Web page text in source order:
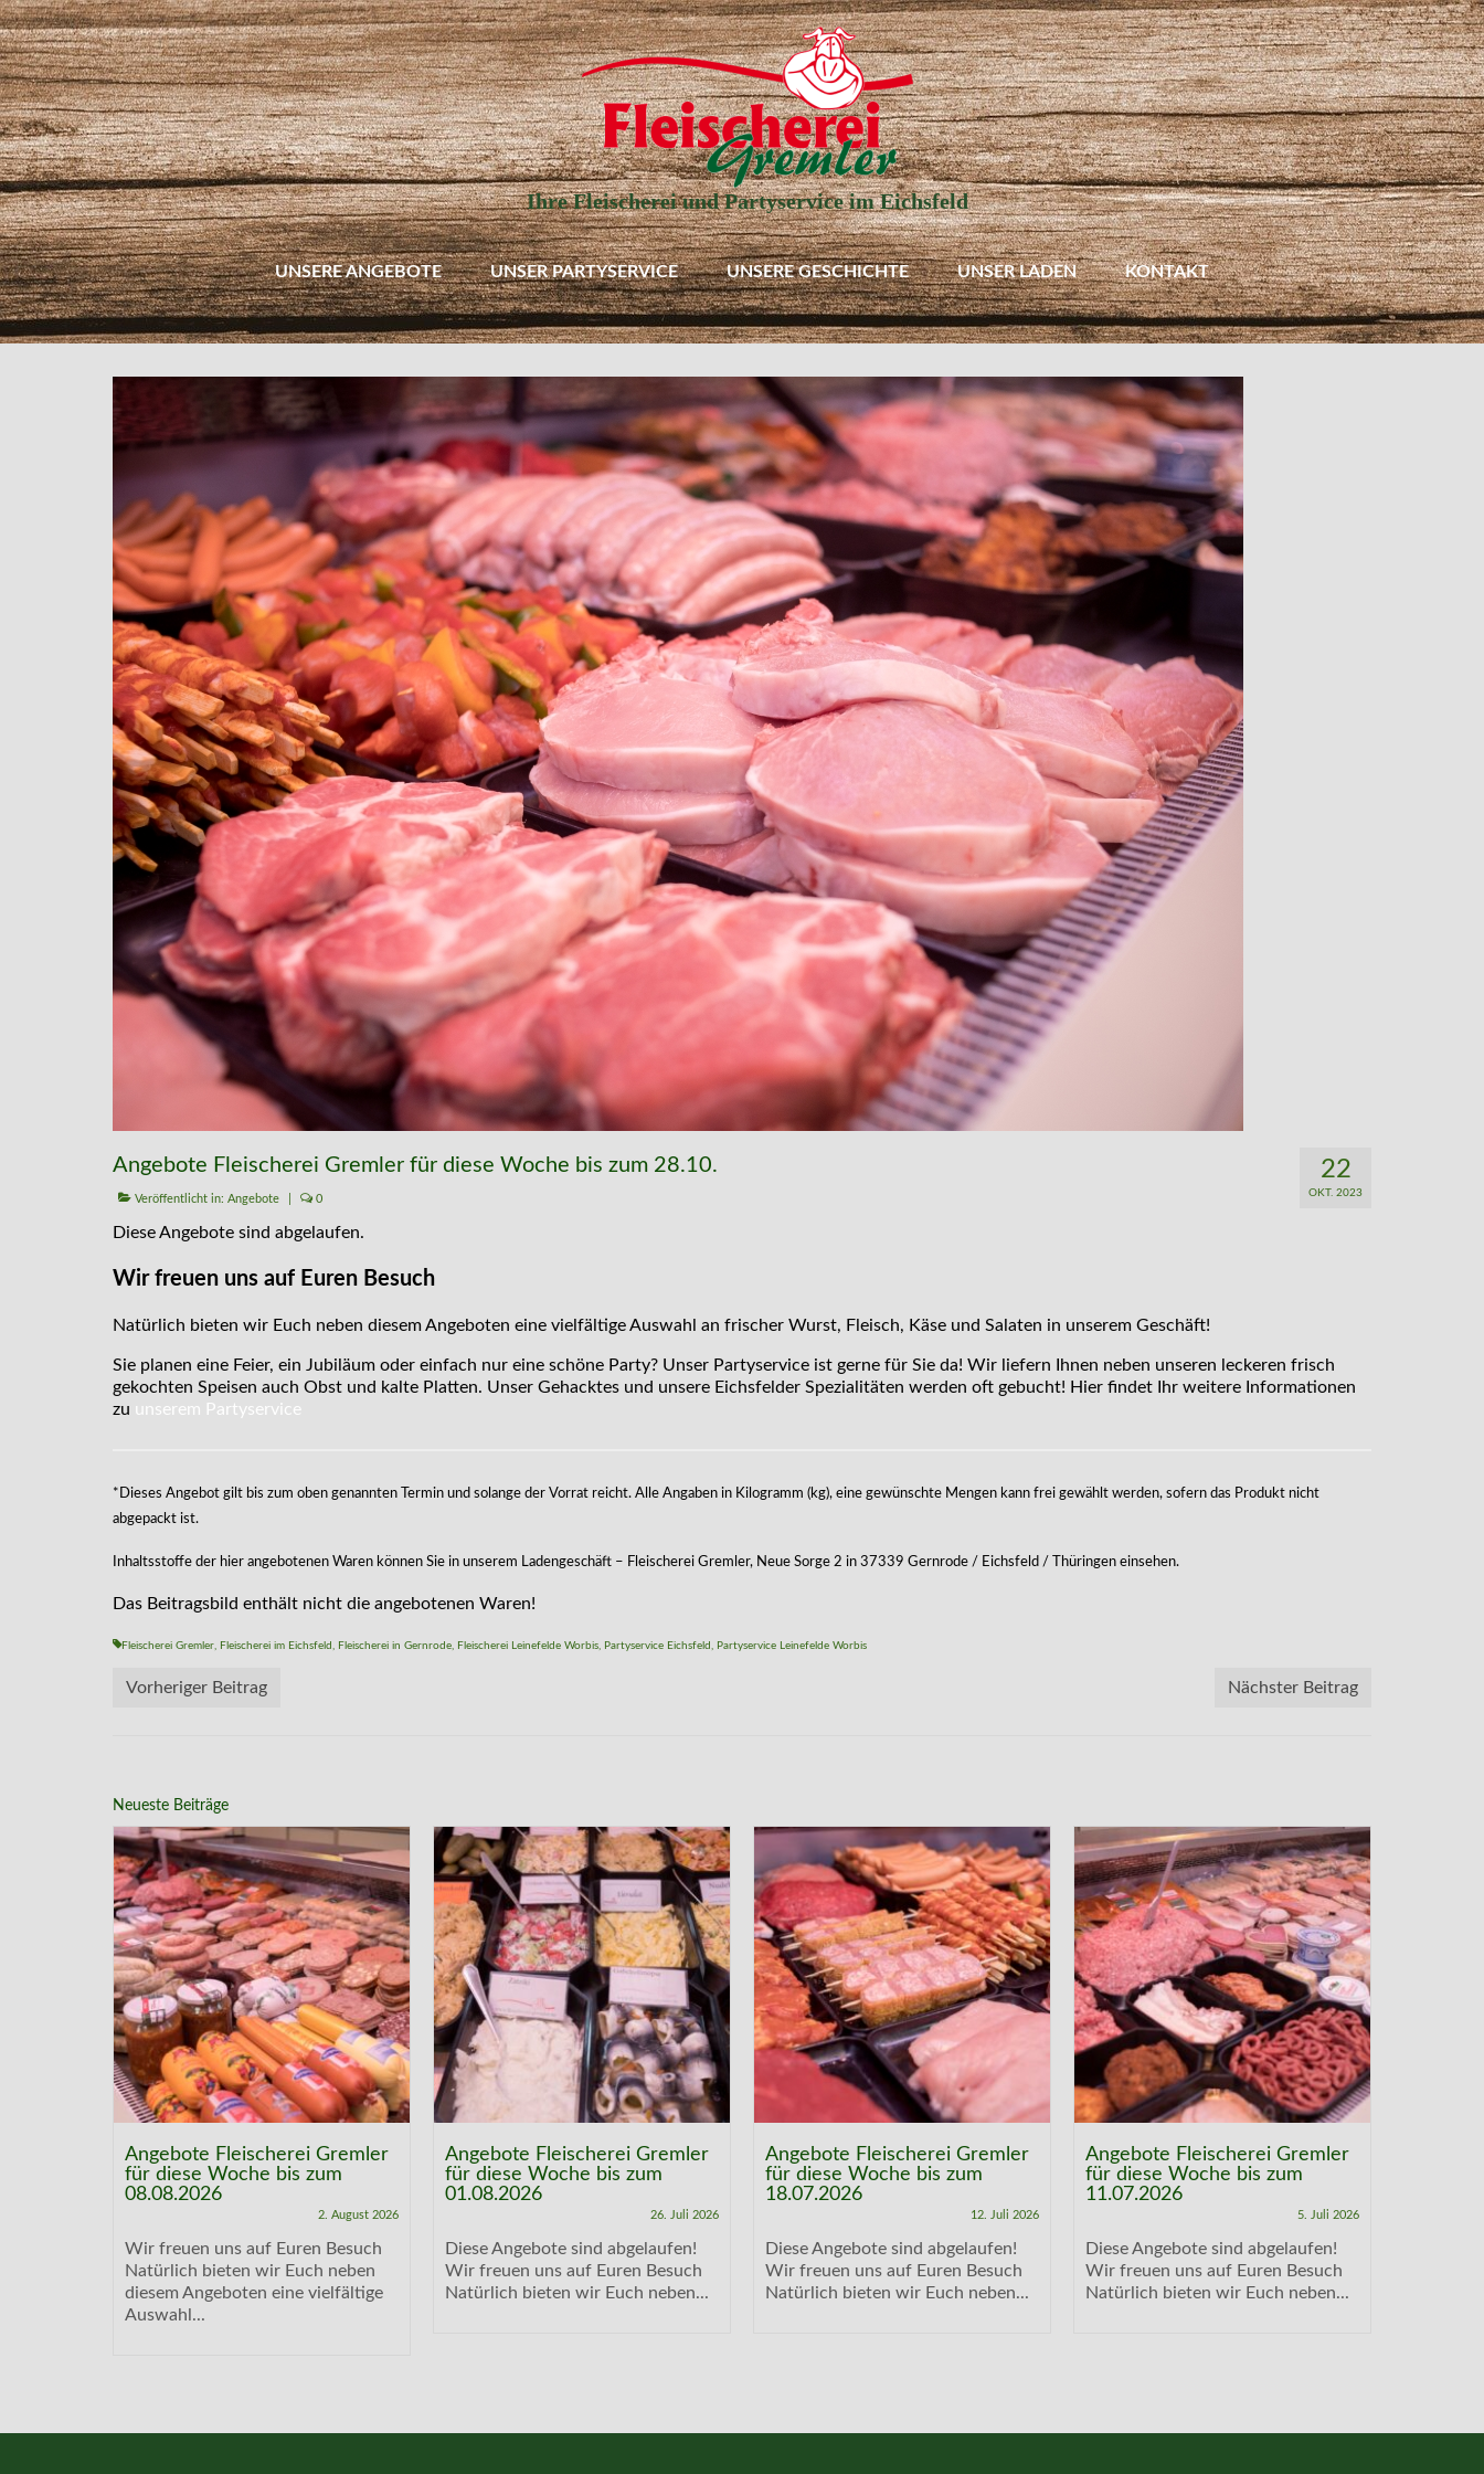
Ihre Fleischerei und Partyservice im Eichsfeld
UNSERE ANGEBOTE UNSER PARTYSERVICE UNSERE GESCHICHTE UNSER LADEN KONTAKT
22
OKT. 2023
Angebote Fleischerei Gremler für diese Woche bis zum 28.10.
Veröffentlicht in: Angebote 0
Diese Angebote sind abgelaufen.
Wir freuen uns auf Euren Besuch
Natürlich bieten wir Euch neben diesem Angeboten eine vielfältige Auswahl an frischer Wurst, Fleisch, Käse und Salaten in unserem Geschäft!
Sie planen eine Feier, ein Jubiläum oder einfach nur eine schöne Party? Unser Partyservice ist gerne für Sie da! Wir liefern Ihnen neben unseren leckeren frisch
gekochten Speisen auch Obst und kalte Platten. Unser Gehacktes und unsere Eichsfelder Spezialitäten werden oft gebucht! Hier findet Ihr weitere Informationen
zu unserem Partyservice
*Dieses Angebot gilt bis zum oben genannten Termin und solange der Vorrat reicht. Alle Angaben in Kilogramm (kg), eine gewünschte Mengen kann frei gewählt werden, sofern das Produkt nicht
abgepackt ist.
Inhaltsstoffe der hier angebotenen Waren können Sie in unserem Ladengeschäft – Fleischerei Gremler, Neue Sorge 2 in 37339 Gernrode / Eichsfeld / Thüringen einsehen.
Das Beitragsbild enthält nicht die angebotenen Waren!
Fleischerei Gremler Fleischerei im Eichsfeld Fleischerei in Gernrode Fleischerei Leinefelde Worbis Partyservice Eichsfeld Partyservice Leinefelde Worbis
Vorheriger Beitrag Nächster Beitrag
Neueste Beiträge
Angebote Fleischerei Gremler
für diese Woche bis zum
08.08.2026
2. August 2026
Wir freuen uns auf Euren Besuch
Natürlich bieten wir Euch neben
diesem Angeboten eine vielfältige
Auswahl...
Angebote Fleischerei Gremler
für diese Woche bis zum
01.08.2026
26. Juli 2026
Diese Angebote sind abgelaufen!
Wir freuen uns auf Euren Besuch
Natürlich bieten wir Euch neben...
Angebote Fleischerei Gremler
für diese Woche bis zum
18.07.2026
12. Juli 2026
Diese Angebote sind abgelaufen!
Wir freuen uns auf Euren Besuch
Natürlich bieten wir Euch neben...
Angebote Fleischerei Gremler
für diese Woche bis zum
11.07.2026
5. Juli 2026
Diese Angebote sind abgelaufen!
Wir freuen uns auf Euren Besuch
Natürlich bieten wir Euch neben...